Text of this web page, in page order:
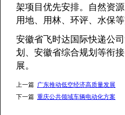
架项目优先安排。自然资
用地、用林、环评、水保等
安徽省飞时达国际快递公
划、安徽省综合规划等衔
展。
上一篇 广东推动低空经济高质量发展
下一篇 重庆公共领域车辆电动化方案